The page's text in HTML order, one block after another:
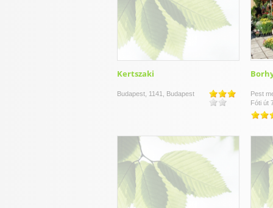
Kertszaki
Budapest, 1141, Budapest
Pest
Fóti út